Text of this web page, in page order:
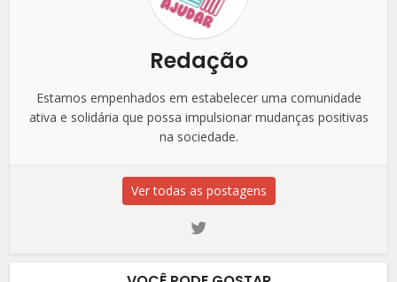
Redação
Estamos empenhados em estabelecer uma comunidade
ativa e solidária que possa impulsionar mudanças positivas
na sociedade.
Ver todas as postagens